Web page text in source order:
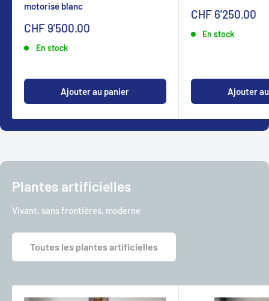
motorisé blanc
Sonderpreis
CHF 9'500.00
En stock
Ajouter au panier
Sonderpreis
CHF 6'250.00
En stock
Ajouter
Plantes artificielles
Vivant, sans frontières, moderne
Toutes les plantes artificielles